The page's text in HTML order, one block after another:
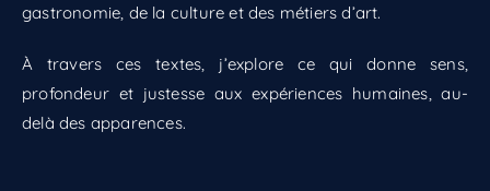
gastronomie, de la culture et des métiers d’art.
À travers ces textes, j’explore ce qui donne sens,
profondeur et justesse aux expériences humaines, au-
delà des apparences.